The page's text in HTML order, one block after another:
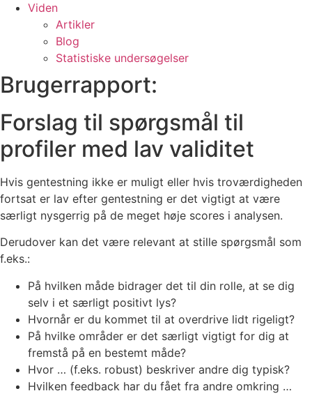
Viden
Artikler
Blog
Statistiske undersøgelser
Brugerrapport:
Forslag til spørgsmål til
profiler med lav validitet
Hvis gentestning ikke er muligt eller hvis troværdigheden
fortsat er lav efter gentestning er det vigtigt at være
særligt nysgerrig på de meget høje scores i analysen.
Derudover kan det være relevant at stille spørgsmål som
f.eks.:
På hvilken måde bidrager det til din rolle, at se dig
selv i et særligt positivt lys?
Hvornår er du kommet til at overdrive lidt rigeligt?
På hvilke områder er det særligt vigtigt for dig at
fremstå på en bestemt måde?
Hvor … (f.eks. robust) beskriver andre dig typisk?
Hvilken feedback har du fået fra andre omkring …